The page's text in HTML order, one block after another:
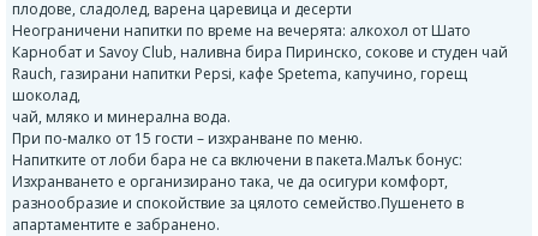
плодове, сладолед, варена царевица и десерти
Неограничени напитки по време на вечерята: алкохол от Шато
Карнобат и Savoy Club, наливна бира Пиринско, сокове и студен чай
Rauch, газирани напитки Pepsi, кафе Spetema, капучино, горещ
шоколад,
чай, мляко и минерална вода.
При по-малко от 15 гости – изхранване по меню.
Напитките от лоби бара не са включени в пакета.Малък бонус:
Изхранването е организирано така, че да осигури комфорт,
разнообразие и спокойствие за цялото семейство.Пушенето в
апартаментите е забранено.